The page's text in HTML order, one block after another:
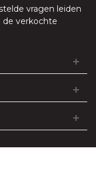
vragen leiden
de verkochte